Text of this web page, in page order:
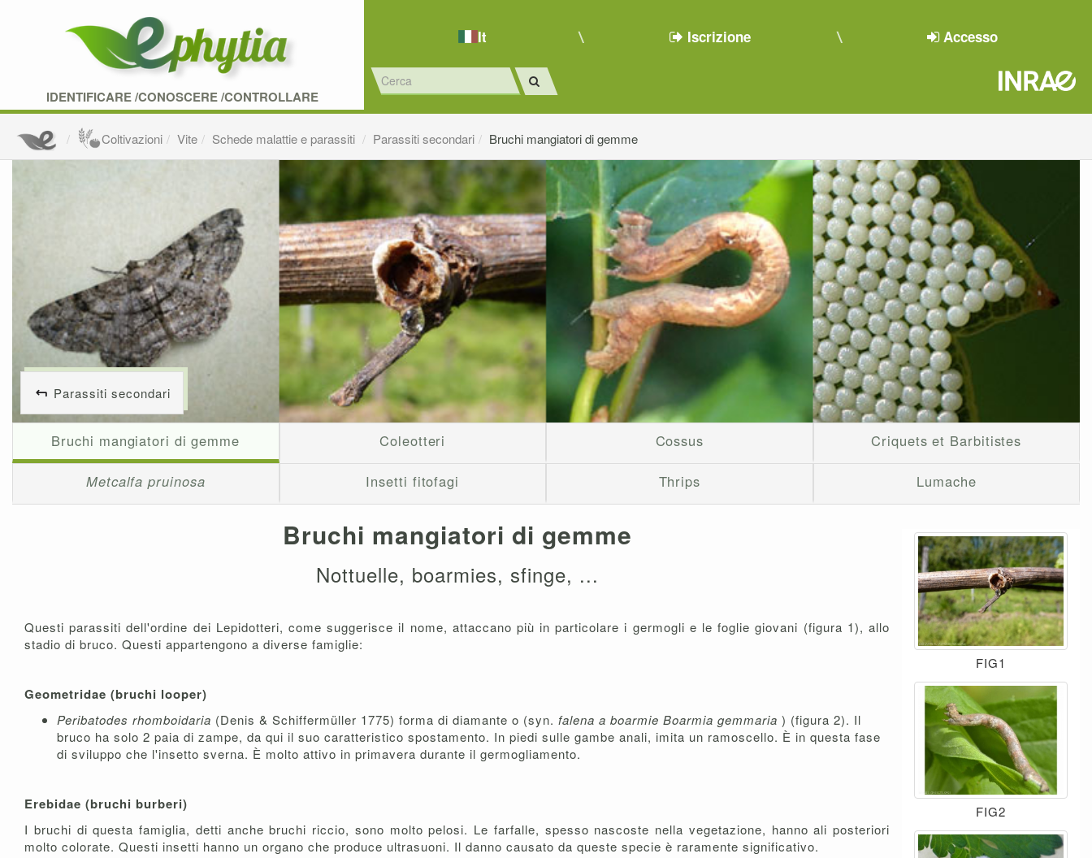
IDENTIFICARE /CONOSCERE /CONTROLLARE
It Iscrizione Accesso
Coltivazioni Vite Schede malattie e parassiti Parassiti secondari Bruchi mangiatori di gemme
Parassiti secondari
Bruchi mangiatori di gemme Coleotteri Cossus Criquets et Barbitistes
Metcalfa pruinosa Insetti fitofagi Thrips Lumache
Bruchi mangiatori di gemme
Nottuelle, boarmies, sfinge, ...
Questi parassiti dell'ordine dei Lepidotteri, come suggerisce il nome, attaccano più in particolare i germogli e le foglie giovani (figura 1), allo
stadio di bruco. Questi appartengono a diverse famiglie:
Geometridae (bruchi looper)
Peribatodes rhomboidaria (Denis & Schiffermüller 1775) forma di diamante o (syn. falena a boarmie Boarmia gemmaria ) (figura 2). Il
bruco ha solo 2 paia di zampe, da qui il suo caratteristico spostamento. In piedi sulle gambe anali, imita un ramoscello. È in questa fase
di sviluppo che l'insetto sverna. È molto attivo in primavera durante il germogliamento.
Erebidae (bruchi burberi)
I bruchi di questa famiglia, detti anche bruchi riccio, sono molto pelosi. Le farfalle, spesso nascoste nella vegetazione, hanno ali posteriori
molto colorate. Questi insetti hanno un organo che produce ultrasuoni. Il danno causato da queste specie è raramente significativo.
FIG1
FIG2